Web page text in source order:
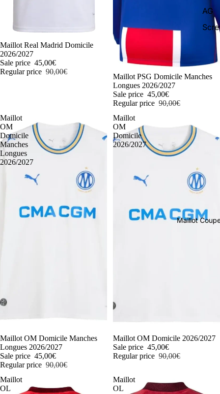
AG
Maillot
-50%
Maillot Real Madrid Domicile
2026/2027
Sale price 45,00€
Regular price 90,00€
-50%
Maillot PSG Domicile Manches
Longues 2026/2027
Sale price 45,00€
Regular price 90,00€
Maillot
OM
Domicile
Manches
Longues
2026/2027
-50%
Maillot OM Domicile Manches
Longues 2026/2027
Sale price 45,00€
Regular price 90,00€
Maillot
OM
Domicile
2026/2027
-50%
Maillot OM Domicile 2026/2027
Sale price 45,00€
Regular price 90,00€
Maillot
OL
Maillot
OL